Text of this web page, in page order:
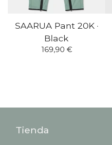
SAARUA Pant 20K ·
Black
169,90 €
Tienda